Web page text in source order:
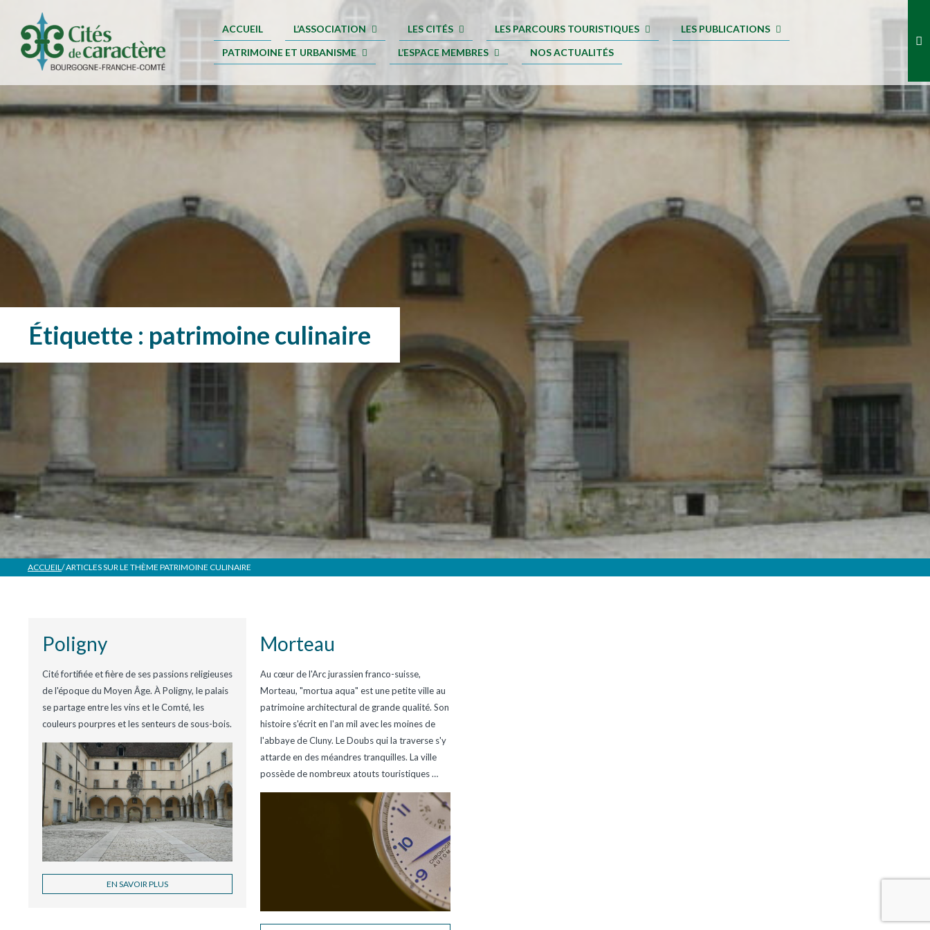
ACCUEIL L’ASSOCIATION LES CITÉS LES PARCOURS TOURISTIQUES
LES PUBLICATIONS
PATRIMOINE ET URBANISME
L’ESPACE MEMBRES NOS ACTUALITÉS .
Étiquette : patrimoine culinaire
ACCUEIL/ ARTICLES SUR LE THÈME PATRIMOINE CULINAIRE
Poligny
Cité fortifiée et fière de ses passions religieuses
de l'époque du Moyen Âge. À Poligny, le palais
se partage entre les vins et le Comté, les
couleurs pourpres et les senteurs de sous-bois.
EN SAVOIR PLUS
Morteau
Au cœur de l'Arc jurassien franco-suisse,
Morteau, "mortua aqua" est une petite ville au
patrimoine architectural de grande qualité. Son
histoire s'écrit en l'an mil avec les moines de
l'abbaye de Cluny. Le Doubs qui la traverse s'y
attarde en des méandres tranquilles. La ville
possède de nombreux atouts touristiques…